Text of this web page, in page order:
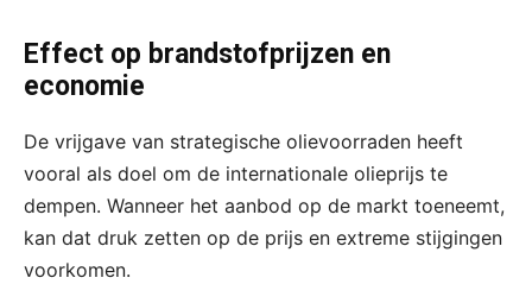
Effect op brandstofprijzen en
economie
De vrijgave van strategische olievoorraden heeft
vooral als doel om de internationale olieprijs te
dempen. Wanneer het aanbod op de markt toeneemt,
kan dat druk zetten op de prijs en extreme stijgingen
voorkomen.